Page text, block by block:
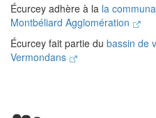
Écurcey adhère à la la
Montbéliard Agglomération
Écurcey fait partie du bassin de
Vermondans